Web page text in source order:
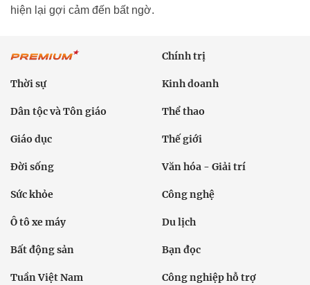
hiện lại gợi cảm đến bất ngờ.
Chính trị
Thời sự Kinh doanh
Dân tộc và Tôn giáo Thể thao
Giáo dục Thế giới
Đời sống Văn hóa - Giải trí
Sức khỏe Công nghệ
Ô tô xe máy Du lịch
Bất động sản Bạn đọc
Tuần Việt Nam Công nghiệp hỗ trợ